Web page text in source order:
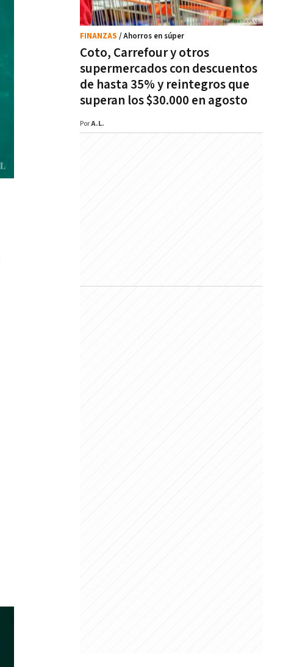
Coto, Carrefour y otros
supermercados con descuentos
de hasta 35% y reintegros que
superan los $30.000 en agosto
FINANZAS / Ahorros en súper
PorA.L.